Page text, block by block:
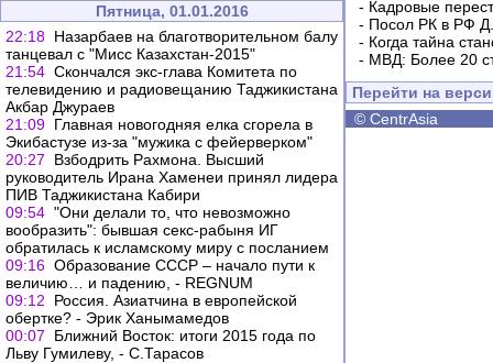
Пятница, 01.01.2016
22:18 Назарбаев на благотворительном балу
танцевал с "Мисс Казахстан-2015"
21:54 Скончался экс-глава Комитета по
телевидению и радиовещанию Таджикистана
Акбар Джураев
21:09 Главная новогодняя елка сгорела в
Экибастузе из-за "мужика с фейерверком"
20:27
Взбодрить Рахмона. Высший
руководитель Ирана Хаменеи принял лидера
ПИВ Таджикистана Кабири
09:54 "Они делали то, что невозможно
вообразить": бывшая секс-рабыня ИГ
обратилась к исламскому миру с посланием
09:16 Образование СССР – начало пути к
величию… и падению, - REGNUM
09:12
Россия. Азиатчина в европейской
обертке? - Эрик Ханымамедов
00:07
Ближний Восток: итоги 2015 года по
Льву Гумилеву, - С.Тарасов
- Кадровые
- Посол РК в РФ
- Когда тайна
- МВД: Более 20
Перейти на
© CentrAsia